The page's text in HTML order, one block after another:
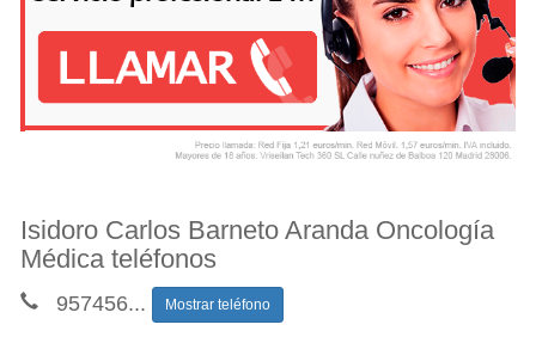
Isidoro Carlos Barneto Aranda Oncología
Médica teléfonos
957456... Mostrar teléfono